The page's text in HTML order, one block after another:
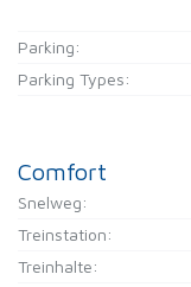
Parking:
Parking Types:
Comfort
Snelweg:
Treinstation:
Treinhalte: